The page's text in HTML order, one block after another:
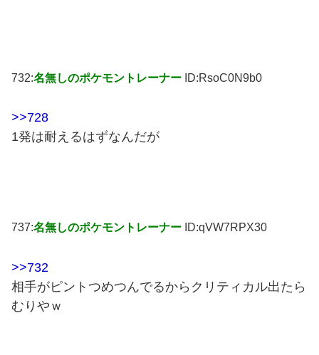
732:名無しのポケモントレーナー ID:RsoC0N9b0
>>728
1発は耐えるはずなんだが
737:名無しのポケモントレーナー ID:qVW7RPX30
>>732
相手がピントつめつんでるからクリティカル出たら
むりやｗ